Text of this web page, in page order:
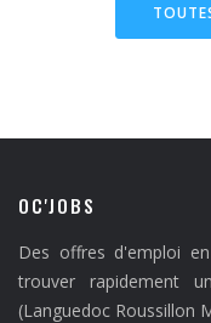
OC'JOBS
Des offres d'emploi
trouver rapidement
(Languedoc Roussillon